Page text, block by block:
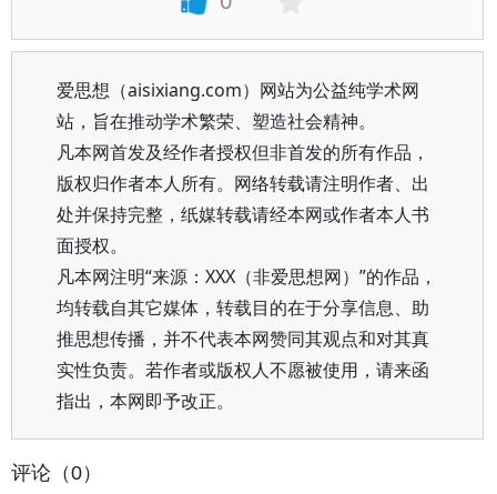
爱思想（aisixiang.com）网站为公益纯学术网
站，旨在推动学术繁荣、塑造社会精神。
凡本网首发及经作者授权但非首发的所有作品，
版权归作者本人所有。网络转载请注明作者、出
处并保持完整，纸媒转载请经本网或作者本人书
面授权。
凡本网注明“来源：XXX（非爱思想网）”的作品，
均转载自其它媒体，转载目的在于分享信息、助
推思想传播，并不代表本网赞同其观点和对其真
实性负责。若作者或版权人不愿被使用，请来函
指出，本网即予改正。
评论（0）